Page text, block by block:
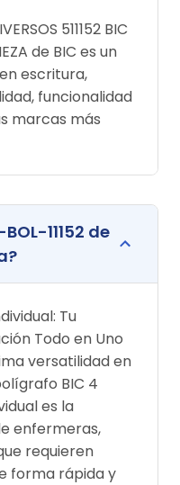
511152 BIC
de BIC es un
escritura,
funcionalidad
marcas más
11152 de
Tu
Todo en Uno
versatilidad en
BIC 4
es la
enfermeras,
requieren
forma rápida y